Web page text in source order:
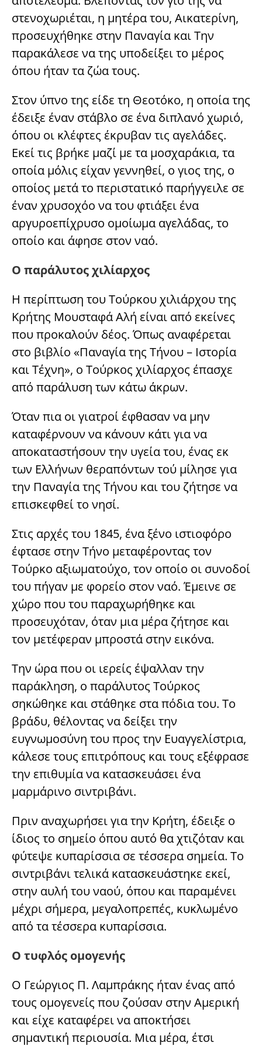
στενοχωριέται, η μητέρα του, Αικατερίνη,
προσευχήθηκε στην Παναγία και Την
παρακάλεσε να της υποδείξει το μέρος
όπου ήταν τα ζώα τους.
Στον ύπνο της είδε τη Θεοτόκο, η οποία της
έδειξε έναν στάβλο σε ένα διπλανό χωριό,
όπου οι κλέφτες έκρυβαν τις αγελάδες.
Εκεί τις βρήκε μαζί με τα μοσχαράκια, τα
οποία μόλις είχαν γεννηθεί, ο γιος της, ο
οποίος μετά το περιστατικό παρήγγειλε σε
έναν χρυσοχόο να του φτιάξει ένα
αργυροεπίχρυσο ομοίωμα αγελάδας, το
οποίο και άφησε στον ναό.
Ο παράλυτος χιλίαρχος
Η περίπτωση του Τούρκου χιλιάρχου της
Κρήτης Μουσταφά Αλή είναι από εκείνες
που προκαλούν δέος. Όπως αναφέρεται
στο βιβλίο «Παναγία της Τήνου – Ιστορία
και Τέχνη», ο Τούρκος χιλίαρχος έπασχε
από παράλυση των κάτω άκρων.
Όταν πια οι γιατροί έφθασαν να μην
καταφέρνουν να κάνουν κάτι για να
αποκαταστήσουν την υγεία του, ένας εκ
των Ελλήνων θεραπόντων τού μίλησε για
την Παναγία της Τήνου και του ζήτησε να
επισκεφθεί το νησί.
Στις αρχές του 1845, ένα ξένο ιστιοφόρο
έφτασε στην Τήνο μεταφέροντας τον
Τούρκο αξιωματούχο, τον οποίο οι συνοδοί
του πήγαν με φορείο στον ναό. Έμεινε σε
χώρο που του παραχωρήθηκε και
προσευχόταν, όταν μια μέρα ζήτησε και
τον μετέφεραν μπροστά στην εικόνα.
Την ώρα που οι ιερείς έψαλλαν την
παράκληση, ο παράλυτος Τούρκος
σηκώθηκε και στάθηκε στα πόδια του. Το
βράδυ, θέλοντας να δείξει την
ευγνωμοσύνη του προς την Ευαγγελίστρια,
κάλεσε τους επιτρόπους και τους εξέφρασε
την επιθυμία να κατασκευάσει ένα
μαρμάρινο σιντριβάνι.
Πριν αναχωρήσει για την Κρήτη, έδειξε ο
ίδιος το σημείο όπου αυτό θα χτιζόταν και
φύτεψε κυπαρίσσια σε τέσσερα σημεία. Το
σιντριβάνι τελικά κατασκευάστηκε εκεί,
στην αυλή του ναού, όπου και παραμένει
μέχρι σήμερα, μεγαλοπρεπές, κυκλωμένο
από τα τέσσερα κυπαρίσσια.
Ο τυφλός ομογενής
Ο Γεώργιος Π. Λαμπράκης ήταν ένας από
τους ομογενείς που ζούσαν στην Αμερική
και είχε καταφέρει να αποκτήσει
σημαντική περιουσία. Μια μέρα, έτσι